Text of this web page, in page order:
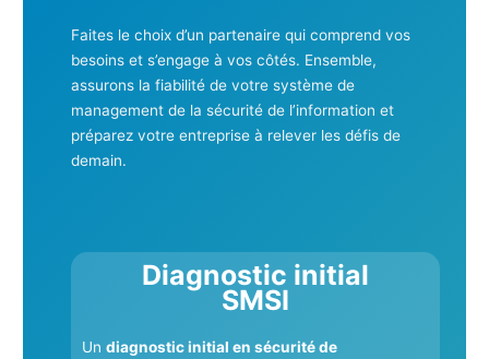
Faites le choix d’un partenaire qui comprend vos
besoins et s’engage à vos côtés. Ensemble,
assurons la fiabilité de votre système de
management de la sécurité de l’information et
préparez votre entreprise à relever les défis de
demain.
Diagnostic initial
SMSI
Un diagnostic initial en sécurité de